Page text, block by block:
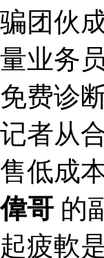
骗团伙
量业务
免费诊
记者从
售低成
偉哥 的
起疲軟